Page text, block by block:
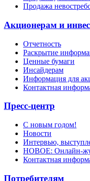
Продажа
Акционерам и
Отчетность
Раскрытие
Ценные бумаги
Инсайдерам
Информация для
Контактная
Пресс-центр
С новым годом!
Новости
Интервью,
НОВОЕ: Онлайн-
Контактная
Потребителям